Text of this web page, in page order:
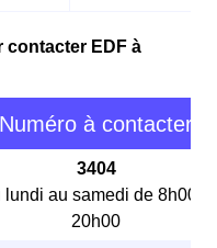
contacter EDF à
Numéro à contacter
3404
lundi au samedi de 8h00 à
20h00